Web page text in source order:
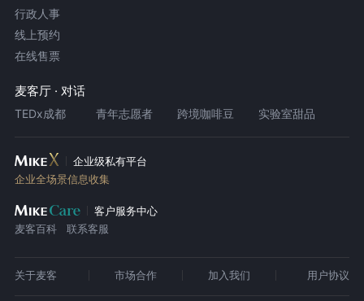
行政人事
线上预约
在线售票
麦客厅 · 对话
TEDx成都 青年志愿者 跨境咖啡豆 实验室甜品
企业级私有平台
企业全场景信息收集
客户服务中心
麦客百科
联系客服
关于麦客 市场合作 加入我们 用户协议